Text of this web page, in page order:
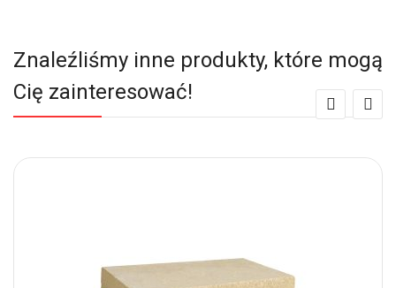
Znaleźliśmy inne produkty, które mogą
Cię zainteresować!